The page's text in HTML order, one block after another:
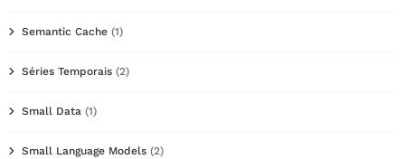
Semantic Cache (1)
Séries Temporais (2)
Small Data (1)
Small Language Models (2)